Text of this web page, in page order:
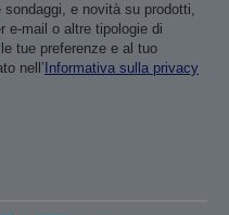
e novità su prodotti,
e-mail o altre tipologie di
tue preferenze e al tuo
nell’ Informativa sulla privacy